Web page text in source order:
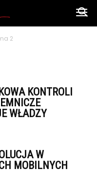
2
KONTROLI
WŁADZY
W
MOBILNYCH